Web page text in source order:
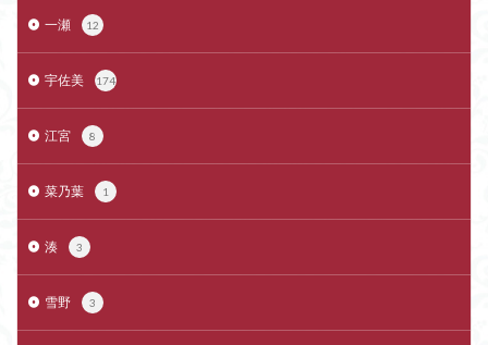
一瀬 12
宇佐美 174
江宮 8
菜乃葉 1
湊 3
雪野 3